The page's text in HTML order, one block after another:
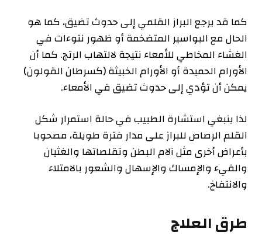
‫كما قد يرجع البراز القلمي إلى حدوث تضيق، كما هو
الحال مع البواسير ‫المتضخمة أو ظهور نتوءات في
الغشاء المخاطي للأمعاء نتيجة لالتهاب ‫الرتج. كما أن
الأورام الحميدة أو الأورام الخبيثة (كسرطان القولون)
‫يمكن أن تؤدي إلى حدوث تضيق في الأمعاء.
لذا ينبغي استشارة الطبيب في حالة استمرار شكل
القلم الرصاص للبراز على ‫مدار فترة طويلة، مصحوبا
بأعراض أخرى مثل آلام البطن وتقلصاتها ‫والغثيان
والقيء والإمساك والإسهال والشعور بالامتلاء
والانتفاخ.
‫طرق العلاج